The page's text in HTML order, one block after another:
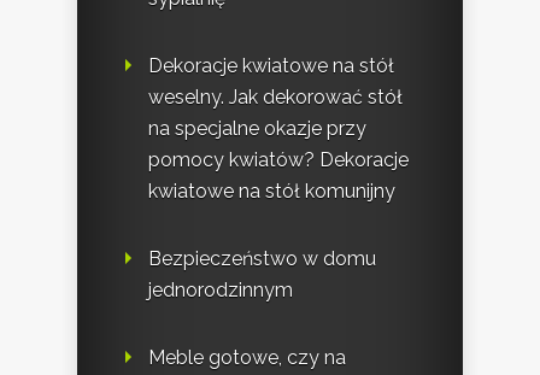
Dekoracje kwiatowe na stół
weselny. Jak dekorować stół
na specjalne okazje przy
pomocy kwiatów? Dekoracje
kwiatowe na stół komunijny
Bezpieczeństwo w domu
jednorodzinnym
Meble gotowe, czy na